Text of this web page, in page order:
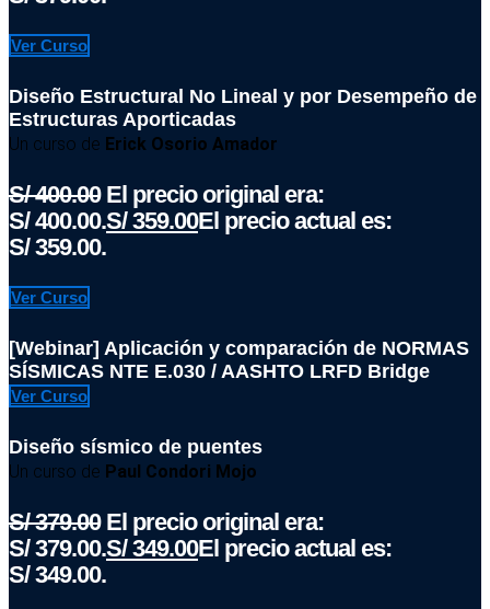
Ver Curso
Diseño Estructural No Lineal y por Desempeño de
Estructuras Aporticadas
Un curso de Erick Osorio Amador
S/400.00 El precio original era:
S/ 400.00.S/359.00El precio actual es:
S/ 359.00.
Ver Curso
[Webinar] Aplicación y comparación de NORMAS
SÍSMICAS NTE E.030 / AASHTO LRFD Bridge
Ver Curso
Diseño sísmico de puentes
Un curso de Paul Condori Mojo
S/379.00 El precio original era:
S/ 379.00.S/349.00El precio actual es:
S/ 349.00.